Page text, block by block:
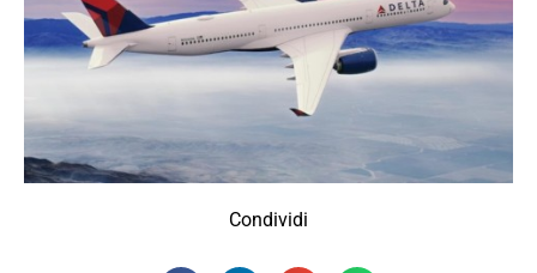
Condividi